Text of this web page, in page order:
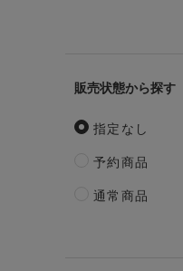
販売状態
指定なし
予約商品
通常商品